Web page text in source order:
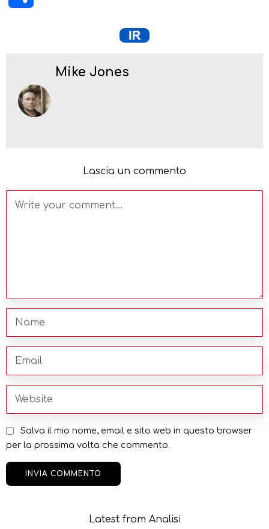
Mike Jones
Lascia un commento
Salva il mio nome, email e sito web in questo browser
per la prossima volta che commento.
Latest from Analisi